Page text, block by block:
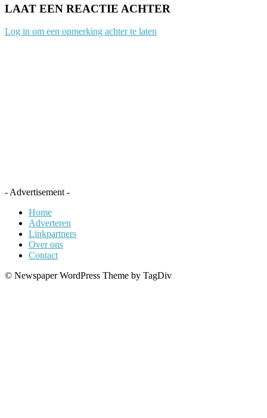
LAAT EEN REACTIE ACHTER
Log in om een opmerking achter te laten
- Advertisement -
Home
Adverteren
Linkpartners
Over ons
Contact
© Newspaper WordPress Theme by TagDiv